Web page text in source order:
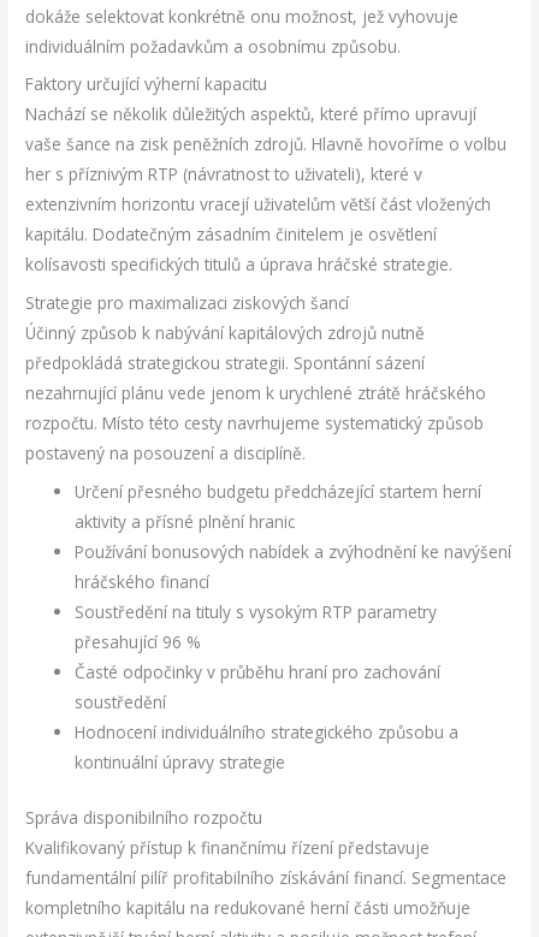
dokáže selektovat konkrétně onu možnost, jež vyhovuje
individuálním požadavkům a osobnímu způsobu.
Faktory určující výherní kapacitu
Nachází se několik důležitých aspektů, které přímo upravují
vaše šance na zisk peněžních zdrojů. Hlavně hovoříme o volbu
her s příznivým RTP (návratnost to uživateli), které v
extenzivním horizontu vracejí uživatelům větší část vložených
kapitálu. Dodatečným zásadním činitelem je osvětlení
kolísavosti specifických titulů a úprava hráčské strategie.
Strategie pro maximalizaci ziskových šancí
Účinný způsob k nabývání kapitálových zdrojů nutně
předpokládá strategickou strategii. Spontánní sázení
nezahrnující plánu vede jenom k urychlené ztrátě hráčského
rozpočtu. Místo této cesty navrhujeme systematický způsob
postavený na posouzení a disciplíně.
Určení přesného budgetu předcházející startem herní
aktivity a přísné plnění hranic
Používání bonusových nabídek a zvýhodnění ke navýšení
hráčského financí
Soustředění na tituly s vysokým RTP parametry
přesahující 96 %
Časté odpočinky v průběhu hraní pro zachování
soustředění
Hodnocení individuálního strategického způsobu a
kontinuální úpravy strategie
Správa disponibilního rozpočtu
Kvalifikovaný přístup k finančnímu řízení představuje
fundamentální pilíř profitabilního získávání financí. Segmentace
kompletního kapitálu na redukované herní části umožňuje